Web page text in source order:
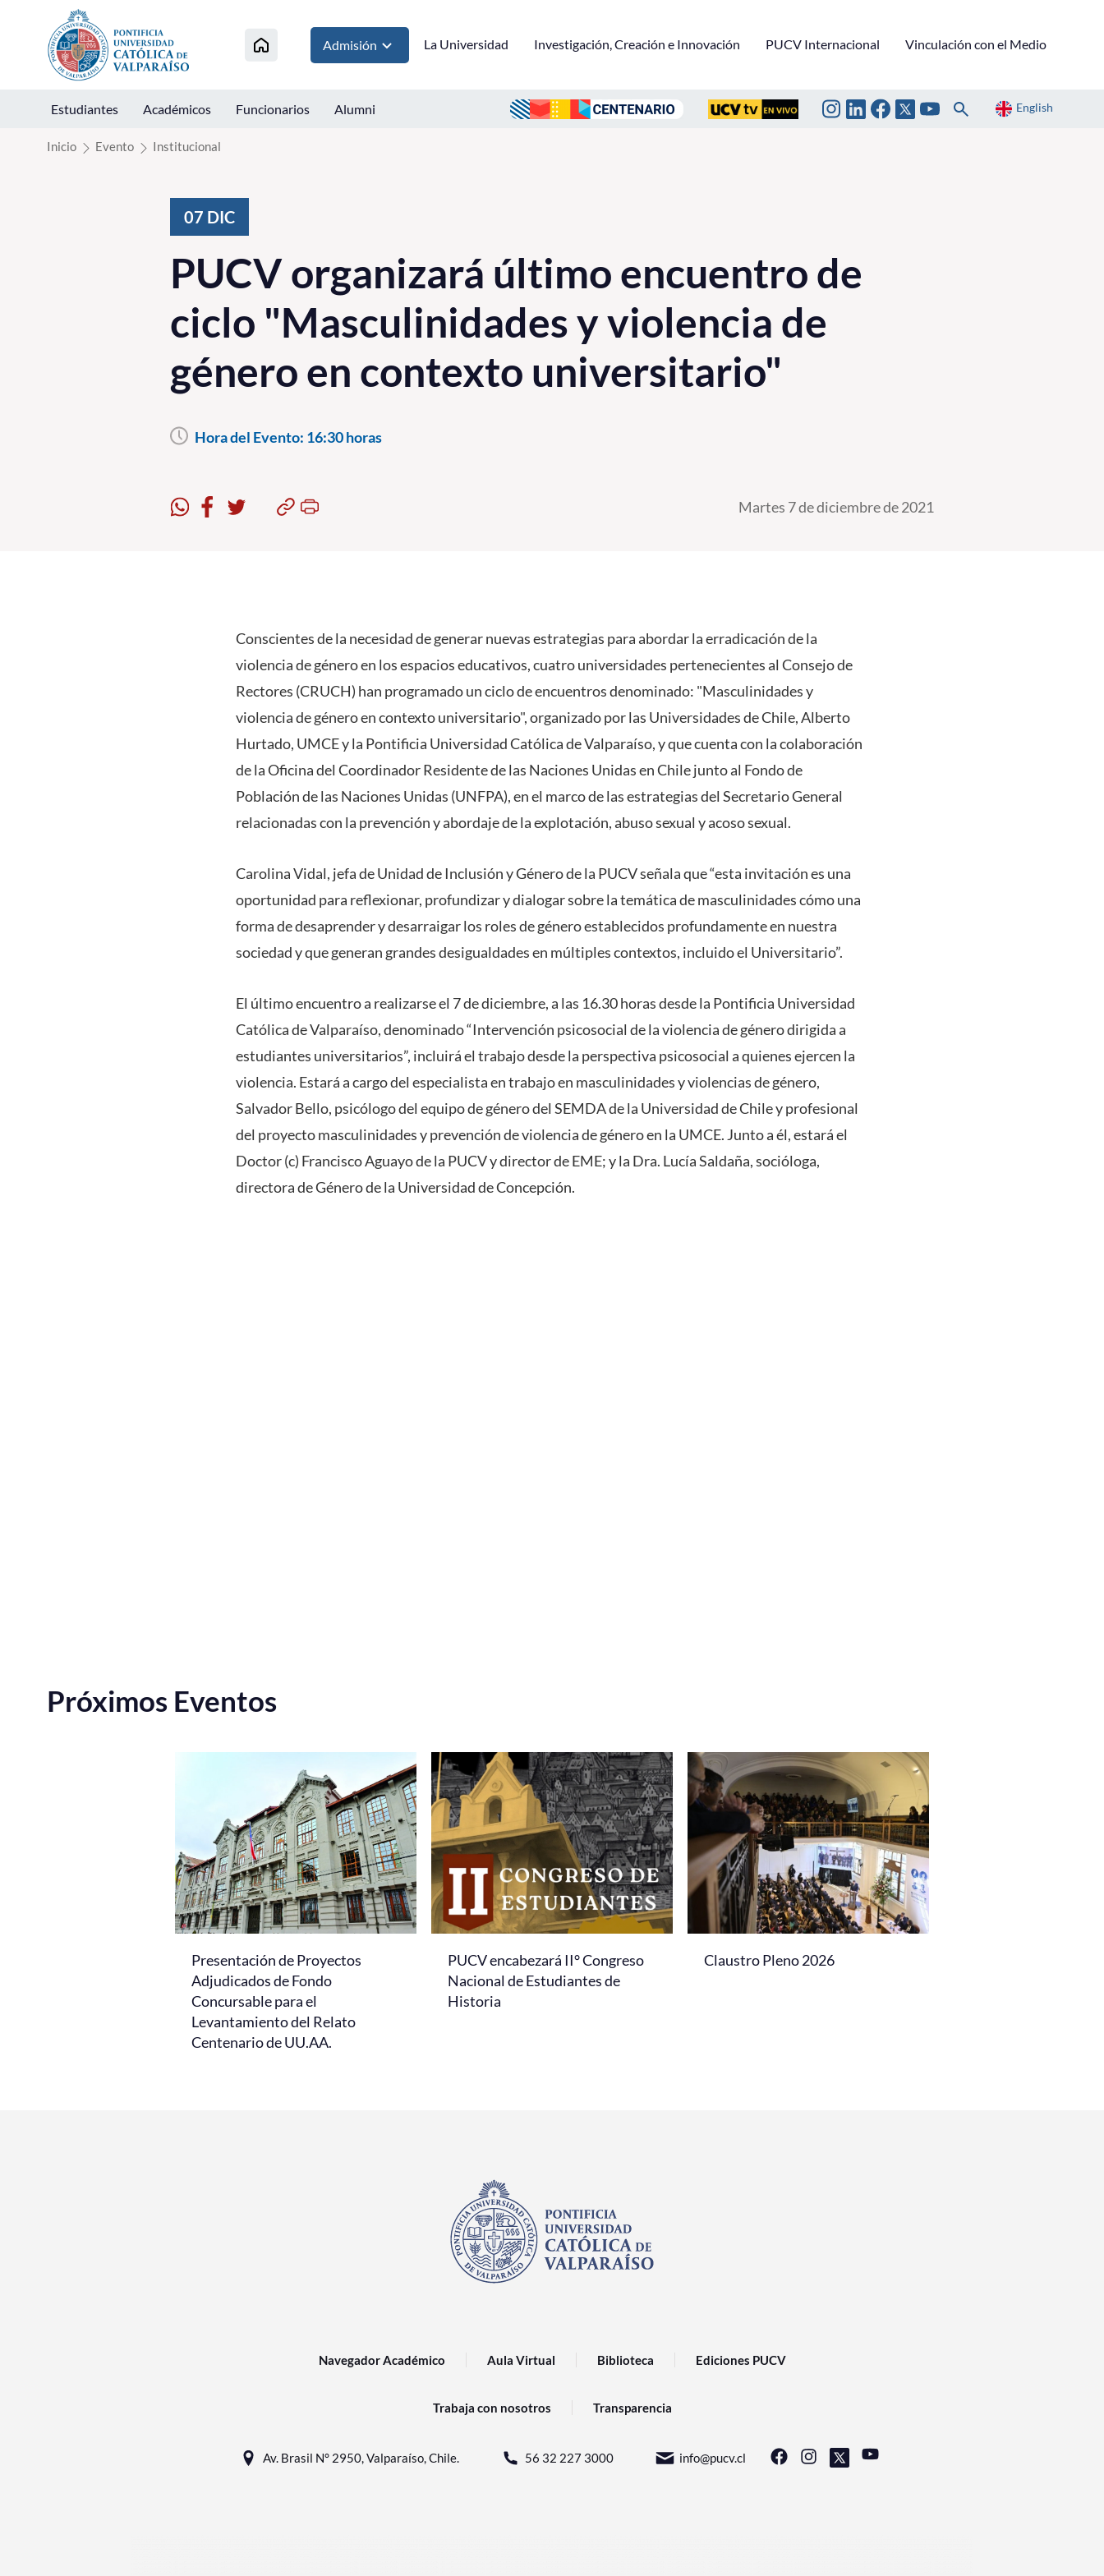
Click acá para ir directamente al contenido
Admisión La Universidad Investigación, Creación e Innovación PUCV Internacional Vinculación con el Medio
Estudiantes Académicos Funcionarios Alumni English
Inicio Evento Institucional
07 DIC
PUCV organizará último encuentro de
ciclo "Masculinidades y violencia de
género en contexto universitario"
Hora del Evento: 16:30 horas
Martes 7 de diciembre de 2021
Conscientes de la necesidad de generar nuevas estrategias para abordar la erradicación de la
violencia de género en los espacios educativos, cuatro universidades pertenecientes al Consejo de
Rectores (CRUCH) han programado un ciclo de encuentros denominado: "Masculinidades y
violencia de género en contexto universitario", organizado por las Universidades de Chile, Alberto
Hurtado, UMCE y la Pontificia Universidad Católica de Valparaíso, y que cuenta con la colaboración
de la Oficina del Coordinador Residente de las Naciones Unidas en Chile junto al Fondo de
Población de las Naciones Unidas (UNFPA), en el marco de las estrategias del Secretario General
relacionadas con la prevención y abordaje de la explotación, abuso sexual y acoso sexual.
Carolina Vidal, jefa de Unidad de Inclusión y Género de la PUCV señala que “esta invitación es una
oportunidad para reflexionar, profundizar y dialogar sobre la temática de masculinidades cómo una
forma de desaprender y desarraigar los roles de género establecidos profundamente en nuestra
sociedad y que generan grandes desigualdades en múltiples contextos, incluido el Universitario”.
El último encuentro a realizarse el 7 de diciembre, a las 16.30 horas desde la Pontificia Universidad
Católica de Valparaíso, denominado “Intervención psicosocial de la violencia de género dirigida a
estudiantes universitarios”, incluirá el trabajo desde la perspectiva psicosocial a quienes ejercen la
violencia. Estará a cargo del especialista en trabajo en masculinidades y violencias de género,
Salvador Bello, psicólogo del equipo de género del SEMDA de la Universidad de Chile y profesional
del proyecto masculinidades y prevención de violencia de género en la UMCE. Junto a él, estará el
Doctor (c) Francisco Aguayo de la PUCV y director de EME; y la Dra. Lucía Saldaña, socióloga,
directora de Género de la Universidad de Concepción.
Próximos Eventos
Presentación de Proyectos
Adjudicados de Fondo
Concursable para el
Levantamiento del Relato
Centenario de UU.AA.
PUCV encabezará II° Congreso
Nacional de Estudiantes de
Historia
Claustro Pleno 2026
Navegador Académico Aula Virtual Biblioteca Ediciones PUCV
Trabaja con nosotros Transparencia
Av. Brasil N° 2950, Valparaíso, Chile. 56 32 227 3000 info@pucv.cl